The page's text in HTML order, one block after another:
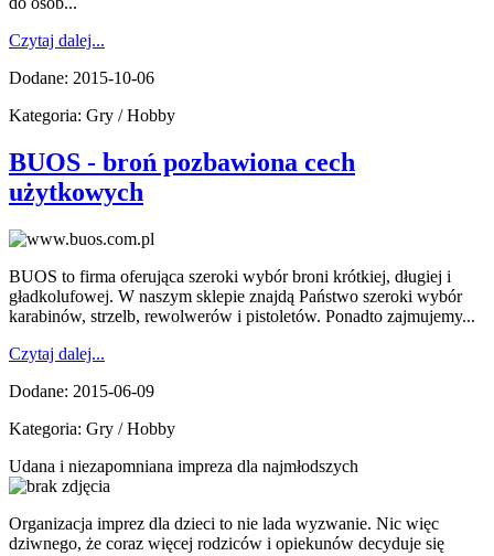
Czytaj dalej...
Dodane: 2015-10-06
Kategoria: Gry / Hobby
BUOS - broń pozbawiona cech
użytkowych
BUOS to firma oferująca szeroki wybór broni krótkiej, długiej i
gładkolufowej. W naszym sklepie znajdą Państwo szeroki wybór
karabinów, strzelb, rewolwerów i pistoletów. Ponadto zajmujemy...
Czytaj dalej...
Dodane: 2015-06-09
Kategoria: Gry / Hobby
Udana i niezapomniana impreza dla najmłodszych
Organizacja imprez dla dzieci to nie lada wyzwanie. Nic więc
dziwnego, że coraz więcej rodziców i opiekunów decyduje się